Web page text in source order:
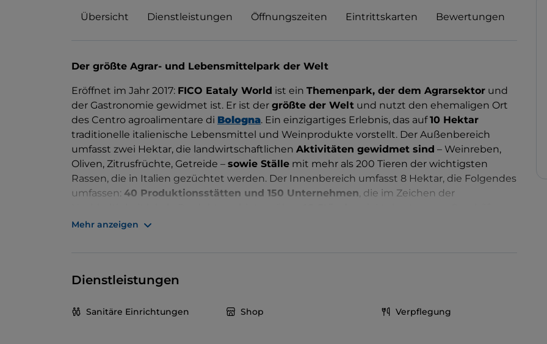
Übersicht Dienstleistungen Öffnungszeiten Eintrittskarten Bewertungen
Der größte Agrar- und Lebensmittelpark der Welt
Eröffnet im Jahr 2017: FICO Eataly World ist ein Themenpark, der dem Agrarsektor und
der Gastronomie gewidmet ist. Er ist der größte der Welt und nutzt den ehemaligen Ort
des Centro agroalimentare di Bologna. Ein einzigartiges Erlebnis, das auf10 Hektar
traditionelle italienische Lebensmittel und Weinprodukte vorstellt. Der Außenbereich
umfasst zwei Hektar, die landwirtschaftlichen Aktivitäten gewidmet sind – Weinreben,
Oliven, Zitrusfrüchte, Getreide – sowie Ställe mit mehr als 200 Tieren der wichtigsten
Rassen, die in Italien gezüchtet werden. Der Innenbereich umfasst 8 Hektar, die Folgendes
umfassen: 40 Produktionsstätten und 150 Unternehmen, die im Zeichen der
undMärkte, Bereiche, die dem Sport, den Kindern, dem Lesen und dem
Auch anAktivitäten, die von der FICO organisiert werden, wie geführten Verkostungen
Mehr anzeigen
Dienstleistungen
Sanitäre Einrichtungen Shop Verpflegung